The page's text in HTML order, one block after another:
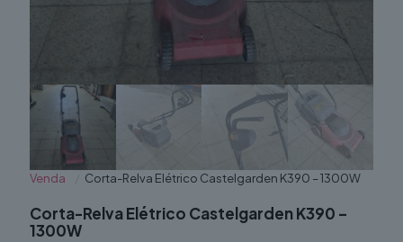
Venda Corta-Relva Elétrico Castelgarden K390 – 1300W
Corta-Relva Elétrico Castelgarden K390 –
1300W